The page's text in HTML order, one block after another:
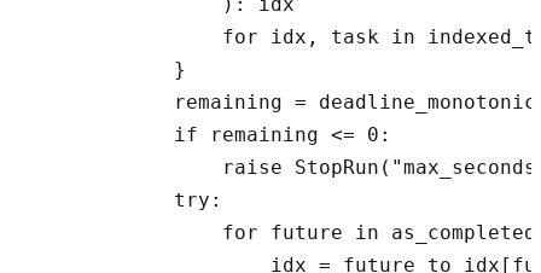
for idx, task in
            }
remaining =
            if remaining <= 0:
raise
            try:
for future in
idx =